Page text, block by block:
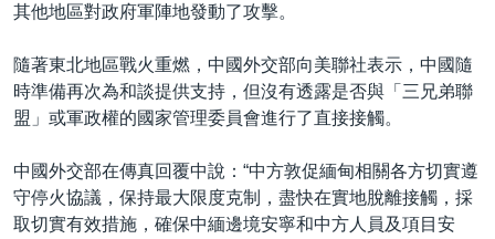
其他地區對政府軍陣地發動了攻擊。
隨著東北地區戰火重燃，中國外交部向美聯社表示，中國隨
時準備再次為和談提供支持，但沒有透露是否與「三兄弟聯
盟」或軍政權的國家管理委員會進行了直接接觸。
中國外交部在傳真回覆中說：“中方敦促緬甸相關各方切實遵
守停火協議，保持最大限度克制，盡快在實地脫離接觸，採
取切實有效措施，確保中緬邊境安寧和中方人員及項目安